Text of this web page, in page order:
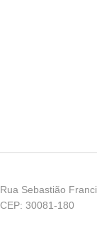
Rua Sebastião
CEP: 30081-180